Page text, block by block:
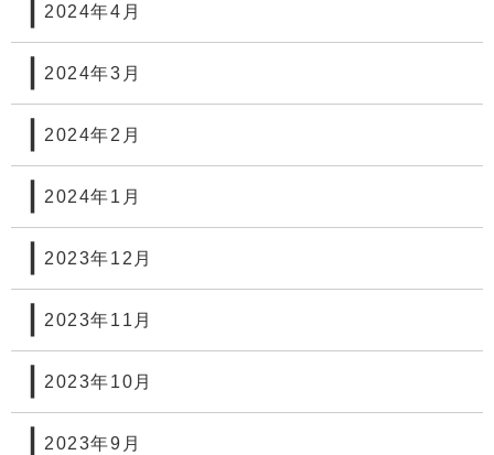
2024年4月
2024年3月
2024年2月
2024年1月
2023年12月
2023年11月
2023年10月
2023年9月